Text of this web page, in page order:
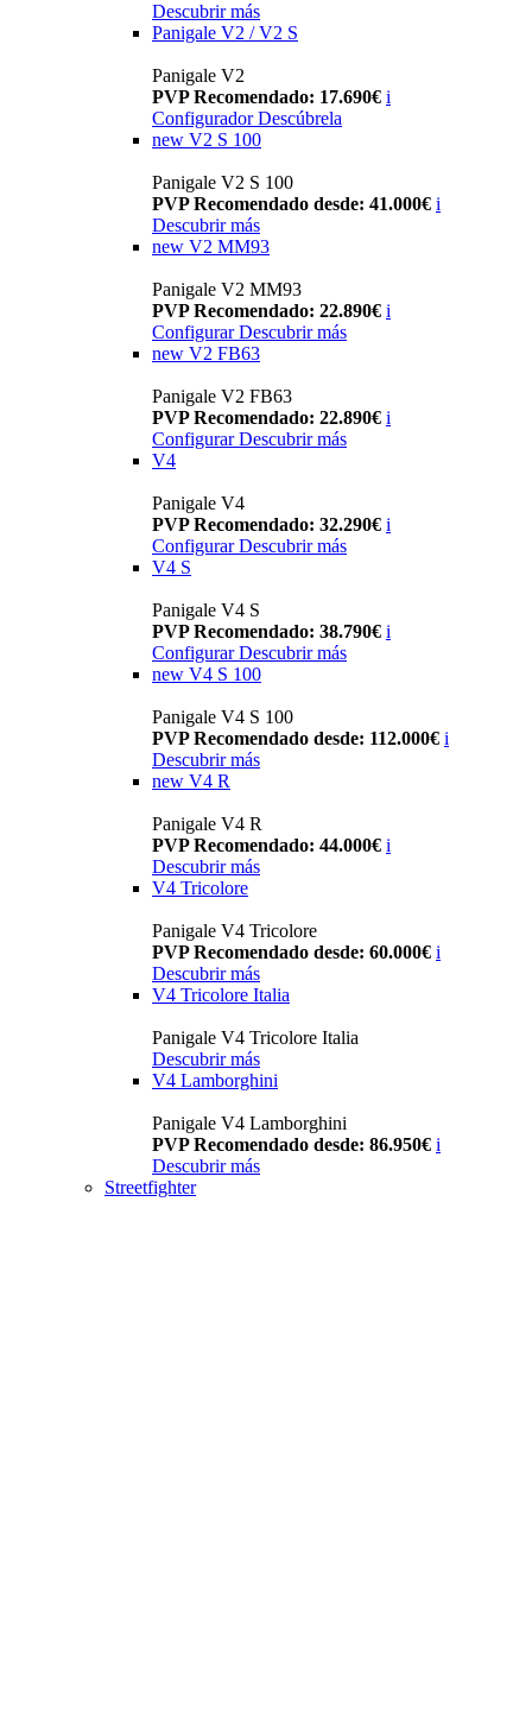
Descubrir más
Panigale V2 / V2 S
Panigale V2
PVP Recomendado: 17.690€ i
Configurador Descúbrela
new V2 S 100
Panigale V2 S 100
PVP Recomendado desde: 41.000€ i
Descubrir más
new V2 MM93
Panigale V2 MM93
PVP Recomendado: 22.890€ i
Configurar Descubrir más
new V2 FB63
Panigale V2 FB63
PVP Recomendado: 22.890€ i
Configurar Descubrir más
V4
Panigale V4
PVP Recomendado: 32.290€ i
Configurar Descubrir más
V4 S
Panigale V4 S
PVP Recomendado: 38.790€ i
Configurar Descubrir más
new V4 S 100
Panigale V4 S 100
PVP Recomendado desde: 112.000€ i
Descubrir más
new V4 R
Panigale V4 R
PVP Recomendado: 44.000€ i
Descubrir más
V4 Tricolore
Panigale V4 Tricolore
PVP Recomendado desde: 60.000€ i
Descubrir más
V4 Tricolore Italia
Panigale V4 Tricolore Italia
Descubrir más
V4 Lamborghini
Panigale V4 Lamborghini
PVP Recomendado desde: 86.950€ i
Descubrir más
Streetfighter